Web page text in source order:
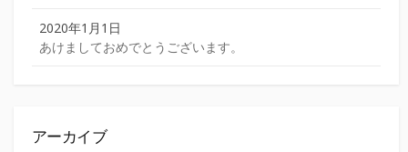
2020年1月1日
あけましておめでとうございます。
アーカイブ